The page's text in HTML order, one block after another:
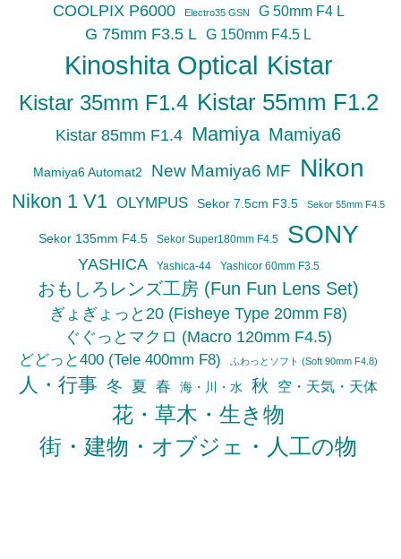
COOLPIX P6000 Electro35 GSN G 50mm F4 L
G 75mm F3.5 L G 150mm F4.5 L
Kinoshita Optical Kistar
Kistar 35mm F1.4 Kistar 55mm F1.2
Kistar 85mm F1.4 Mamiya Mamiya6
Mamiya6 Automat2 New Mamiya6 MF Nikon
Nikon 1 V1 OLYMPUS Sekor 7.5cm F3.5 Sekor 55mm F4.5
Sekor 135mm F4.5 Sekor Super180mm F4.5 SONY
YASHICA Yashica-44 Yashicor 60mm F3.5
おもしろレンズ工房 (Fun Fun Lens Set)
ぎょぎょっと20 (Fisheye Type 20mm F8)
ぐぐっとマクロ (Macro 120mm F4.5)
どどっと400 (Tele 400mm F8) ふわっとソフト (Soft 90mm F4.8)
人・行事 冬 夏 春 海・川・水 秋 空・天気・天体
花・草木・生き物
街・建物・オブジェ・人工の物